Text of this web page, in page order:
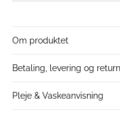
Om produktet
Betaling, levering og
Pleje & Vaskeanvisning